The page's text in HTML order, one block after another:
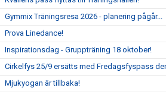
Gymmix Träningsresa 2026 - planering pågår...
Prova Linedance!
Inspirationsdag - Gruppträning 18 oktober!
Cirkelfys 25/9 ersätts med Fredagsfyspass
Mjukyogan är tillbaka!